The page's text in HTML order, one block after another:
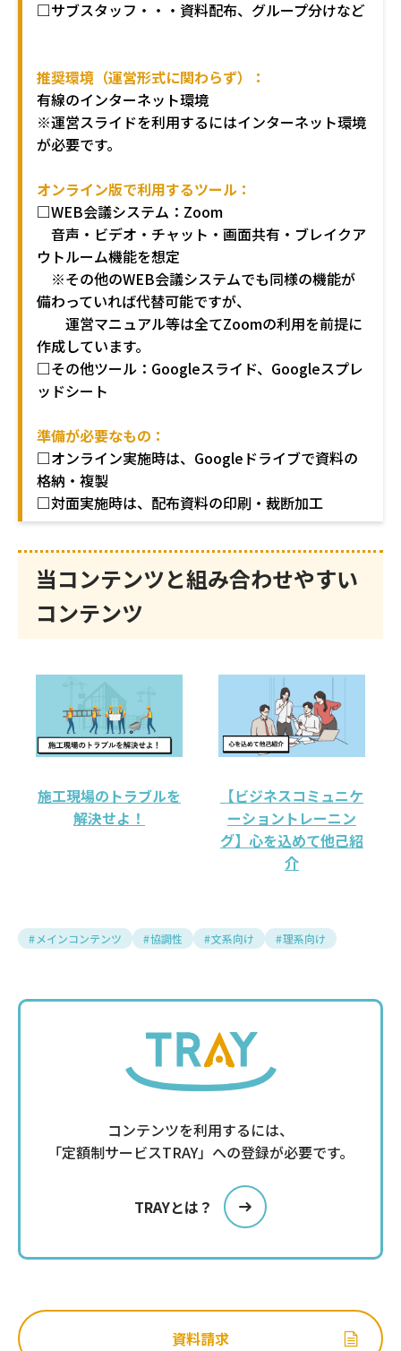
□サブスタッフ・・・資料配布、グループ分けなど
推奨環境（運営形式に関わらず）：
有線のインターネット環境
※運営スライドを利用するにはインターネット環境
が必要です。
オンライン版で利用するツール：
□WEB会議システム：Zoom
音声・ビデオ・チャット・画面共有・ブレイクア
ウトルーム機能を想定
※その他のWEB会議システムでも同様の機能が
備わっていれば代替可能ですが、
運営マニュアル等は全てZoomの利用を前提に
作成しています。
□その他ツール：Googleスライド、Googleスプレ
ッドシート
準備が必要なもの：
□オンライン実施時は、Googleドライブで資料の
格納・複製
□対面実施時は、配布資料の印刷・裁断加工
当コンテンツと組み合わせやすい
コンテンツ
施工現場のトラブルを
解決せよ！
【ビジネスコミュニケ
ーショントレーニン
グ】心を込めて他己紹
介
メインコンテンツ 協調性 文系向け 理系向け
コンテンツを利用するには、
「定額制サービスTRAY」への登録が必要です。
TRAYとは？
資料請求